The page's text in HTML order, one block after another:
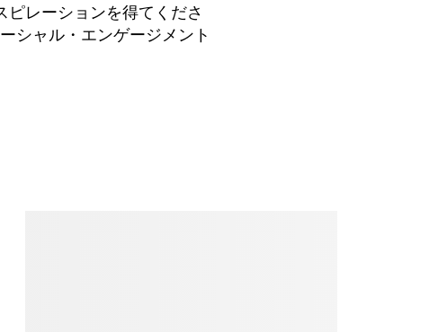
ピレーションを得てくださ
シャル・エンゲージメント